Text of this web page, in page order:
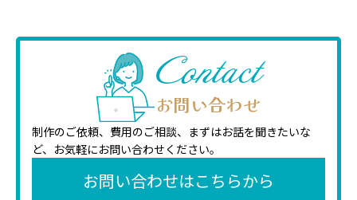
Contact
お問い合わせ
制作のご依頼、費用のご相談、まずはお話を聞きたいな
ど、 お気軽にお問い合わせください。
お問い合わせはこちらから